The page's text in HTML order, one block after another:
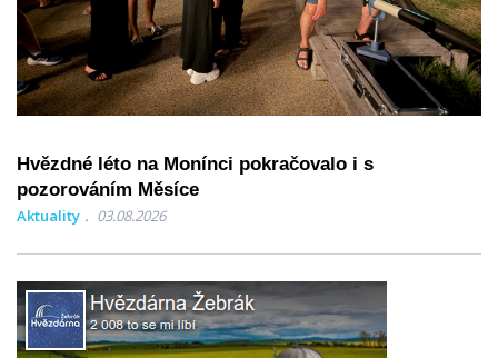
Hvězdné léto na Monínci pokračovalo i s
pozorováním Měsíce
Aktuality 03.08.2026